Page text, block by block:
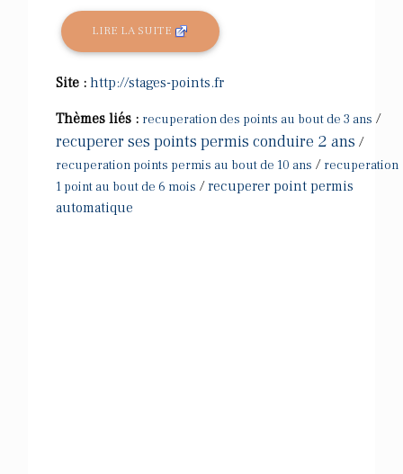
LIRE LA SUITE
Site : http://stages-points.fr
Thèmes liés : recuperation des points au bout de 3 ans /
recuperer ses points permis conduire 2 ans /
recuperation points permis au bout de 10 ans / recuperation
1 point au bout de 6 mois /recuperer point permis
automatique